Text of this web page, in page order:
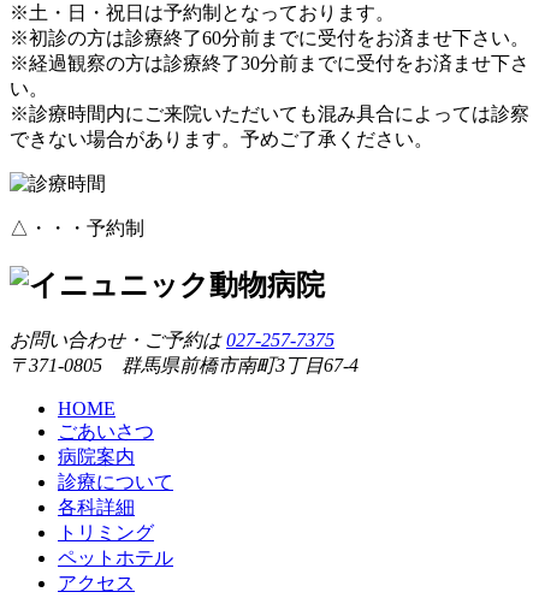
※土・日・祝日は予約制となっております。
※初診の方は診療終了60分前までに受付をお済ませ下さい。
※経過観察の方は診療終了30分前までに受付をお済ませ下さ
い。
※診療時間内にご来院いただいても混み具合によっては診察
できない場合があります。予めご了承ください。
△・・・予約制
お問い合わせ・ご予約は027-257-7375
〒371-0805 群馬県前橋市南町3丁目67-4
HOME
ごあいさつ
病院案内
診療について
各科詳細
トリミング
ペットホテル
アクセス